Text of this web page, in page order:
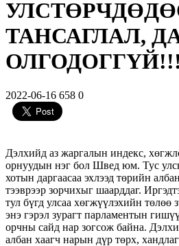
ТАНСАГЛАЛ,
ОЛГОДОГГҮЙ!!!
2022-06-16 658 0
Дэлхийд аз жаргалын индекс,
орнуудын нэг бол Швед юм. Тус
хотын даргаасаа эхлээд төрийн
тээврээр зорчихыг шаарддаг.
тул бүгд улсаа хөгжүүлэхийн төлөө
энэ гэрэл зурагт парламентын
орчны сайд нар зогсож байна.
албан хаагч нарын дүр төрх,